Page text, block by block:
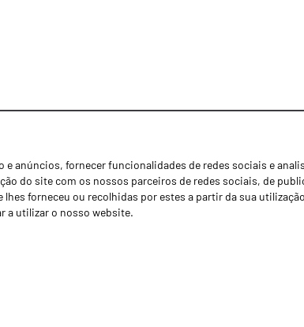
anúncios, fornecer funcionalidades de redes sociais e
do site com os nossos parceiros de redes sociais, de
forneceu ou recolhidas por estes a partir da sua
a utilizar o nosso website.
Floresta
Notícias
Concessionários